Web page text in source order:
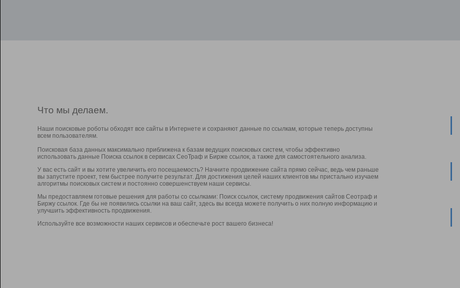
Что мы делаем.
Наши поисковые роботы обходят все сайты в Интернете и сохраняют данные по ссылкам, которые теперь доступны
всем пользователям.
Поисковая база данных максимально приближена к базам ведущих поисковых систем, чтобы эффективно
использовать данные Поиска ссылок в сервисах СеоТраф и Бирже ссылок, а также для самостоятельного анализа.
У вас есть сайт и вы хотите увеличить его посещаемость? Начните продвижение сайта прямо сейчас, ведь чем раньше
вы запустите проект, тем быстрее получите результат. Для достижения целей наших клиентов мы пристально изучаем
алгоритмы поисковых систем и постоянно совершенствуем наши сервисы.
Мы предоставляем готовые решения для работы со ссылками: Поиск ссылок, систему продвижения сайтов Сеотраф и
Биржу ссылок. Где бы не появились ссылки на ваш сайт, здесь вы всегда можете получить о них полную информацию и
улучшить эффективность продвижения.
Используйте все возможности наших сервисов и обеспечьте рост вашего бизнеса!